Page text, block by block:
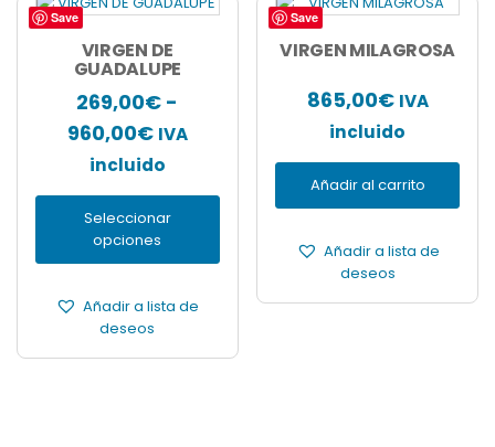
Save
VIRGEN DE
GUADALUPE
269,00€ -
960,00€Rango
de
precios:
desde
269,00€
960,00€
IVA
incluido
Seleccionar
opciones
Este
producto
múltiples
variantes.
opciones
pueden
la
producto
Añadir a lista de
deseos
Save
VIRGEN MILAGROSA
865,00€ IVA
incluido
Añadir al carrito
Añadir a lista de
deseos